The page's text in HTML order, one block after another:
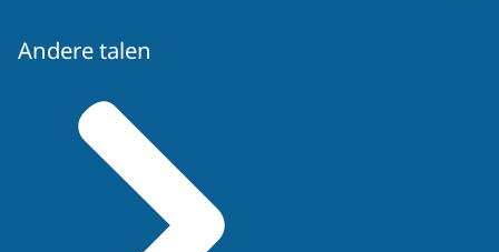
Andere talen